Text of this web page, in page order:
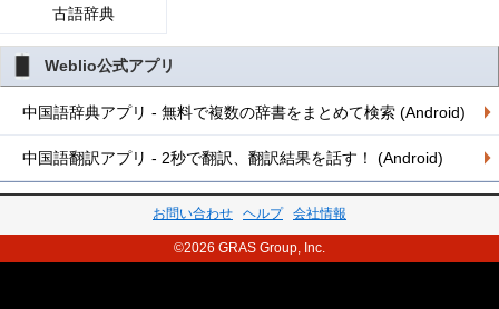
古語辞典
Weblio公式アプリ
中国語辞典アプリ - 無料で複数の辞書をまとめて検索 (Android)
中国語翻訳アプリ - 2秒で翻訳、翻訳結果を話す！ (Android)
お問い合わせ ヘルプ 会社情報
©2026 GRAS Group, Inc.